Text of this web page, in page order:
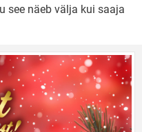
see näeb välja kui saaja